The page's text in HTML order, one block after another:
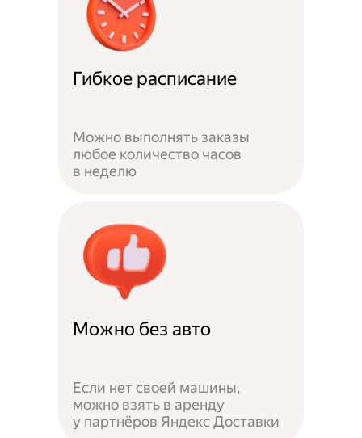
Гибкое расписание
Можно выполнять заказы
любое количество часов
в неделю
Можно без авто
Если нет своей машины,
можно взять в аренду
у партнёров Яндекс Доставки